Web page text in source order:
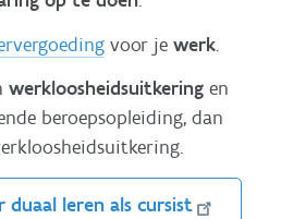
voor je werk.
werkloosheidsuitkering en
beroepsopleiding, dan
duaal leren als cursist